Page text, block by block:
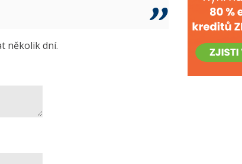
několik dní.